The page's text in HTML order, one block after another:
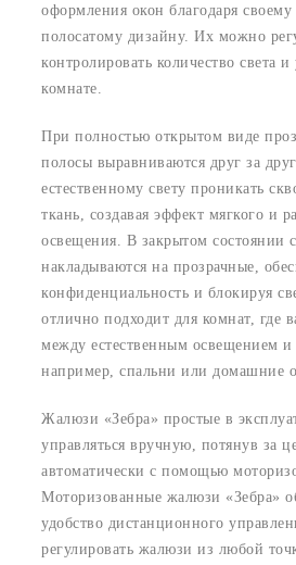
оформления окон благодаря
полосатому дизайну. Их можно
контролировать количество света
комнате.
При полностью открытом виде
полосы выравниваются друг за
естественному свету проникать
ткань, создавая эффект мягкого и
освещения. В закрытом состоянии
накладываются на прозрачные,
конфиденциальность и блокируя
отлично подходит для комнат, где
между естественным освещением и
например, спальни или домашние
Жалюзи «Зебра» простые в
управляться вручную, потянув за
автоматически с помощью
Моторизованные жалюзи «Зебра»
удобство дистанционного
регулировать жалюзи из любой